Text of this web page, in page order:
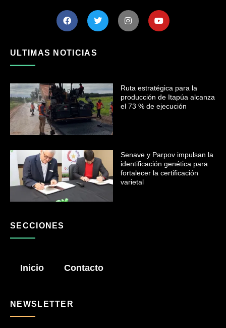
ULTIMAS NOTICIAS
Ruta estratégica para la
producción de Itapúa alcanza
el 73 % de ejecución
Senave y Parpov impulsan la
identificación genética para
fortalecer la certificación
varietal
SECCIONES
Inicio Contacto
NEWSLETTER